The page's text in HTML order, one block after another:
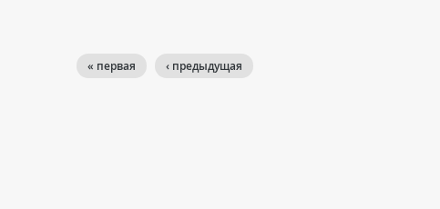
« первая ‹ предыдущая